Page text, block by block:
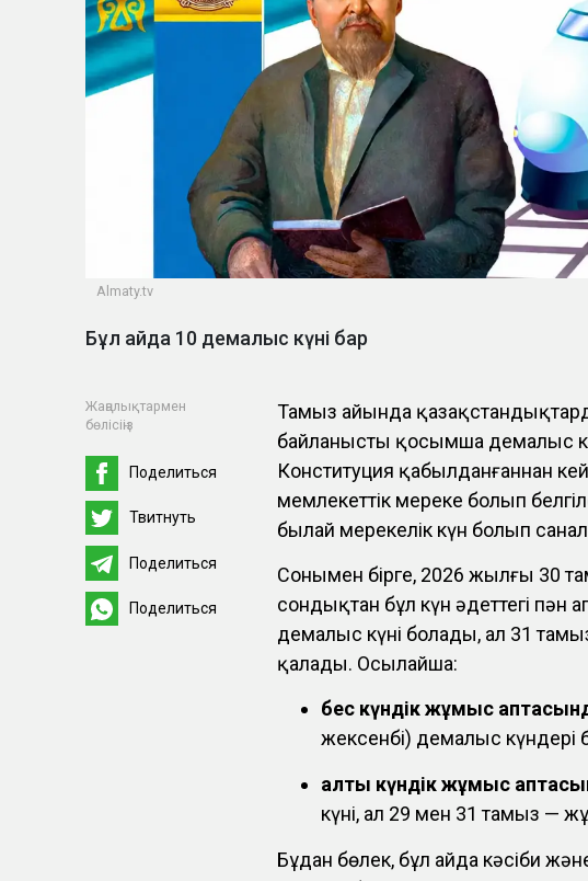
Almaty.tv
Бұл айда 10 демалыс күні бар
Жаңалықтармен
бөлісіңіз
Поделиться
Твитнуть
Поделиться
Поделиться
Тамыз айында
байланысты қосымша демалыс
Конституция қабылданғаннан
мемлекеттік мереке болып
былай мерекелік күн болып
Сонымен бірге, 2026 жылғы 30
сондықтан бұл күн әдеттегі пән
демалыс күні болады, ал 31
қалады. Осылайша:
бес күндік жұмыс
жексенбі) демалыс күндері
алты күндік жұмыс
күні, ал 29 мен 31 тамыз —
Бұдан бөлек, бұл айда кәсіби